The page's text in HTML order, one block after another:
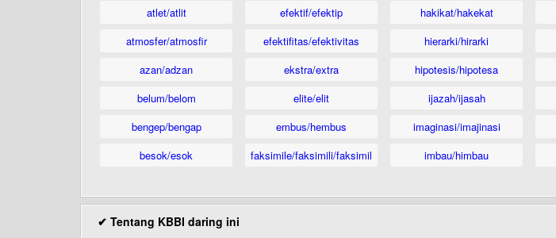
atlet/atlit
atmosfer/atmosfir
azan/adzan
belum/belom
bengep/bengap
besok/esok
efektif/efektip
efektifitas/efektivitas
ekstra/extra
elite/elit
embus/hembus
faksimile/faksimili/faksimil
hakikat/hakekat
hierarki/hirarki
hipotesis/hipotesa
ijazah/ijasah
imaginasi/imajinasi
imbau/himbau
✔ Tentang KBBI daring ini